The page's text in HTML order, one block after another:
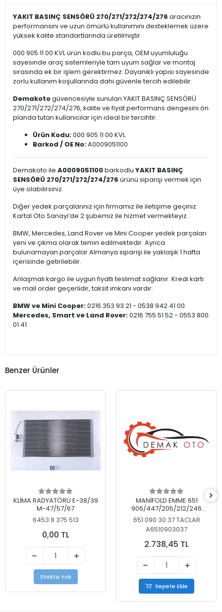
YAKIT BASINÇ SENSÖRÜ 270/271/272/274/276 aracınızın
performansını ve uzun ömürlü kullanımını desteklemek üzere
yüksek kalite standartlarında üretilmiştir.
000 905 11 00 KVL ürün kodlu bu parça, OEM uyumluluğu
sayesinde araç sistemleriyle tam uyum sağlar ve montaj
sırasında ek bir işlem gerektirmez. Dayanıklı yapısı sayesinde
zorlu kullanım koşullarında dahi güvenle tercih edilebilir.
Demakotogüvencesiyle sunulan YAKIT BASINÇ SENSÖRÜ
270/271/272/274/276, kalite ve fiyat performans dengesini ön
planda tutan kullanıcılar için ideal bir tercihtir.
Ürün Kodu:000 905 11 00 KVL
Barkod / OE No:A0009051100
Demakoto ile A0009051100barkodlu YAKIT BASINÇ
SENSÖRÜ 270/271/272/274/276 ürünü siparişi vermek için
üye olabilirsiniz.
Diğer yedek parçalarınız için firmamız ile iletişime geçiniz.
Kartal Oto Sanayi’de 2 şubemiz ile hizmet vermekteyiz.
BMW, Mercedes, Land Rover ve Mini Cooper yedek parçaları
yeni ve çıkma olarak temin edilmektedir. Ayrıca
bulunamayan parçalar Almanya siparişi ile yaklaşık 1 hafta
içerisinde getirilebilir.
Anlaşmalı kargo ile uygun fiyatlı teslimat sağlanır. Kredi kartı
ve mail order geçerlidir, taksit imkanı vardır.
BMW ve Mini Cooper:0216 353 93 21 - 0538 942 41 00
Mercedes, Smart ve Land Rover:0216 755 51 52 - 0553 800
01 41
Benzer Ürünler
KLİMA RADYATÖRÜ E-38/39
M-47/57/67
6453 8 375 513
0,00 TL
Stokta Yok
MANİFOLD EMME 651
906/447/205/212/246
KELEBEKSİZ
651 090 30 37 TACLAR
A6510903037
2.738,45 TL
Sepete Ekle